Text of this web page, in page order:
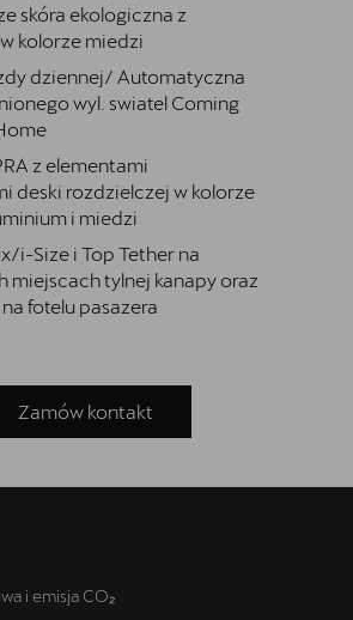
skóra ekologiczna z
kolorze miedzi
dziennej/ Automatyczna
wyl. swiatel Coming
z elementami
deski rozdzielczej w kolorze
i miedzi
i-Size i Top Tether na
miejscach tylnej kanapy oraz
fotelu pasazera
Zamów kontakt
i emisja CO₂